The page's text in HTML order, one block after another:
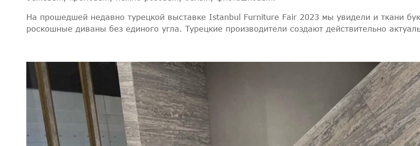
На прошедшей недавно турецкой выставке Istanbul Furniture Fair 2023 мы увидели и ткани
роскошные диваны без единого угла. Турецкие производители создают действительно